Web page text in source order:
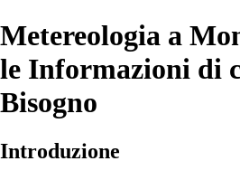
Metereologia a
le Informazioni di
Bisogno
Introduzione